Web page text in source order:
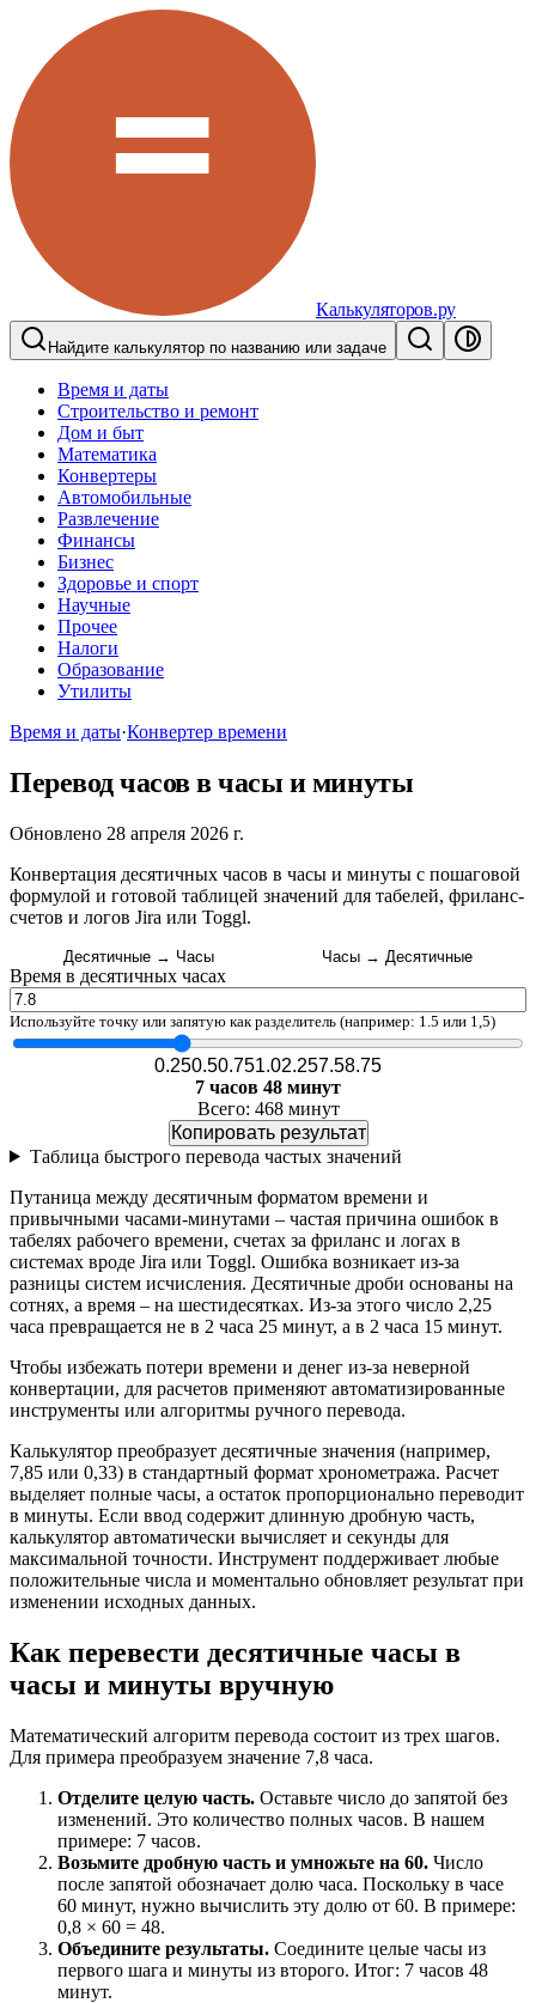
Калькуляторов.ру
Найдите калькулятор по названию или задаче
Время и даты
Строительство и ремонт
Дом и быт
Математика
Конвертеры
Автомобильные
Развлечение
Финансы
Бизнес
Здоровье и спорт
Научные
Прочее
Налоги
Образование
Утилиты
Время и даты·Конвертер времени
Перевод часов в часы и минуты
Обновлено 28 апреля 2026 г.
Конвертация десятичных часов в часы и минуты с пошаговой
формулой и готовой таблицей значений для табелей, фриланс-
счетов и логов Jira или Toggl.
Десятичные → Часы Часы → Десятичные
Время в десятичных часах
Используйте точку или запятую как разделитель (например: 1.5 или 1,5)
0.250.50.751.02.257.58.75
7 часов 48 минут
Всего: 468 минут
Копировать результат
Таблица быстрого перевода частых значений
Путаница между десятичным форматом времени и
привычными часами-минутами – частая причина ошибок в
табелях рабочего времени, счетах за фриланс и логах в
системах вроде Jira или Toggl. Ошибка возникает из-за
разницы систем исчисления. Десятичные дроби основаны на
сотнях, а время – на шестидесятках. Из-за этого число 2,25
часа превращается не в 2 часа 25 минут, а в 2 часа 15 минут.
Чтобы избежать потери времени и денег из-за неверной
конвертации, для расчетов применяют автоматизированные
инструменты или алгоритмы ручного перевода.
Калькулятор преобразует десятичные значения (например,
7,85 или 0,33) в стандартный формат хронометража. Расчет
выделяет полные часы, а остаток пропорционально переводит
в минуты. Если ввод содержит длинную дробную часть,
калькулятор автоматически вычисляет и секунды для
максимальной точности. Инструмент поддерживает любые
положительные числа и моментально обновляет результат при
изменении исходных данных.
Как перевести десятичные часы в
часы и минуты вручную
Математический алгоритм перевода состоит из трех шагов.
Для примера преобразуем значение 7,8 часа.
Отделите целую часть. Оставьте число до запятой без
изменений. Это количество полных часов. В нашем
примере: 7 часов.
Возьмите дробную часть и умножьте на 60. Число
после запятой обозначает долю часа. Поскольку в часе
60 минут, нужно вычислить эту долю от 60. В примере:
0,8 × 60 = 48.
Объедините результаты. Соедините целые часы из
первого шага и минуты из второго. Итог: 7 часов 48
минут.